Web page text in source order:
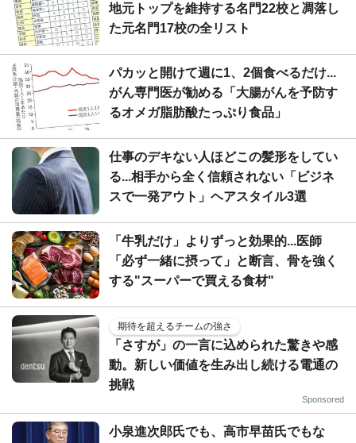
地元トップを維持する名門22校と凋落し
た元名門17校の全リスト
パカッと開けて週に1、2個食べるだけ...
がん専門医が勧める「大腸がんを予防す
るオメガ脂肪酸たっぷり食品」
仕事のデキない人ほどこの髪形をしてい
る...相手から全く信頼されない「ビジネ
スで一発アウト」ヘアスタイル3選
「牛乳だけ」よりずっと効果的...医師
「必ず一緒に摂って」と断言、骨を強く
する"スーパーで買える食材"
期待を超えるチームの強さ
「さすが」の一言に込められた驚きや感
動。新しい価値を生み出し続ける電通の
挑戦
Sponsored
小泉進次郎氏でも、高市早苗氏でもな